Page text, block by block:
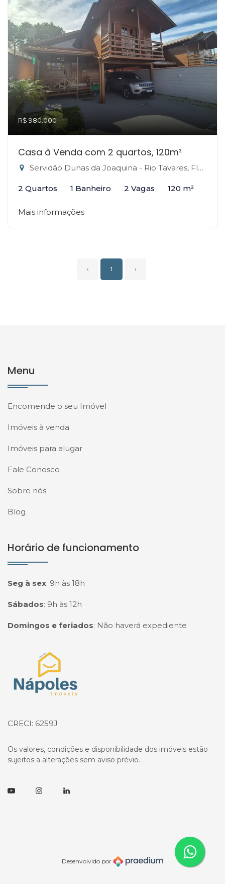
R$ 980.000
Casa à Venda com 2 quartos, 120m²
Servidão Dunas da Joaquina - Rio Tavares, Florianópolis-SC
2 Quartos 1 Banheiro 2 Vagas 120 m²
Mais informações
‹ 1 ›
Menu
Encomende o seu Imóvel
Imóveis à venda
Imóveis para alugar
Fale Conosco
Sobre nós
Blog
Horário de funcionamento
Seg à sex: 9h às 18h
Sábados: 9h às 12h
Domingos e feriados: Não haverá expediente
Página inicial
CRECI: 6259J
Os valores, condições e disponibilidade dos imóveis estão
sujeitos a alterações sem aviso prévio.
YoutubeInstagramLinkedin
Desenvolvido por